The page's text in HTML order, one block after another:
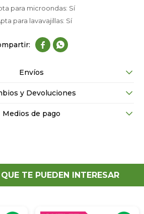
para microondas: Sí
para lavavajillas: Sí
 
Envíos
y Devoluciones
Medios de pago
TE PUEDEN INTERESAR